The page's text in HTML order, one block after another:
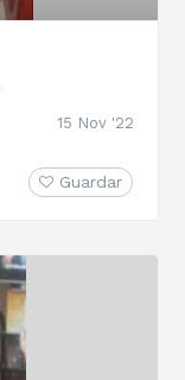
15 Nov '22
Guardar